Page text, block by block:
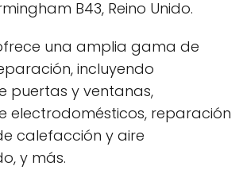
B43, Reino Unido.
una amplia gama de
incluyendo
puertas y ventanas,
electrodomésticos, reparación
calefacción y aire
y más.